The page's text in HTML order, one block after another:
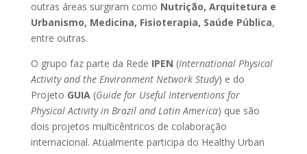
outras áreas surgiram como Nutrição, Arquitetura e
Urbanismo, Medicina, Fisioterapia, Saúde Pública,
entre outras.
O grupo faz parte da Rede IPEN (International Physical
Activity and the Environment Network Study) e do
Projeto GUIA(Guide for Useful Interventions for
Physical Activity in Brazil and Latin America) que são
dois projetos multicêntricos de colaboração
internacional. Atualmente participa do Healthy Urban